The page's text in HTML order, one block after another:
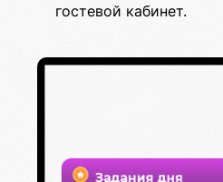
гостевой кабинет.